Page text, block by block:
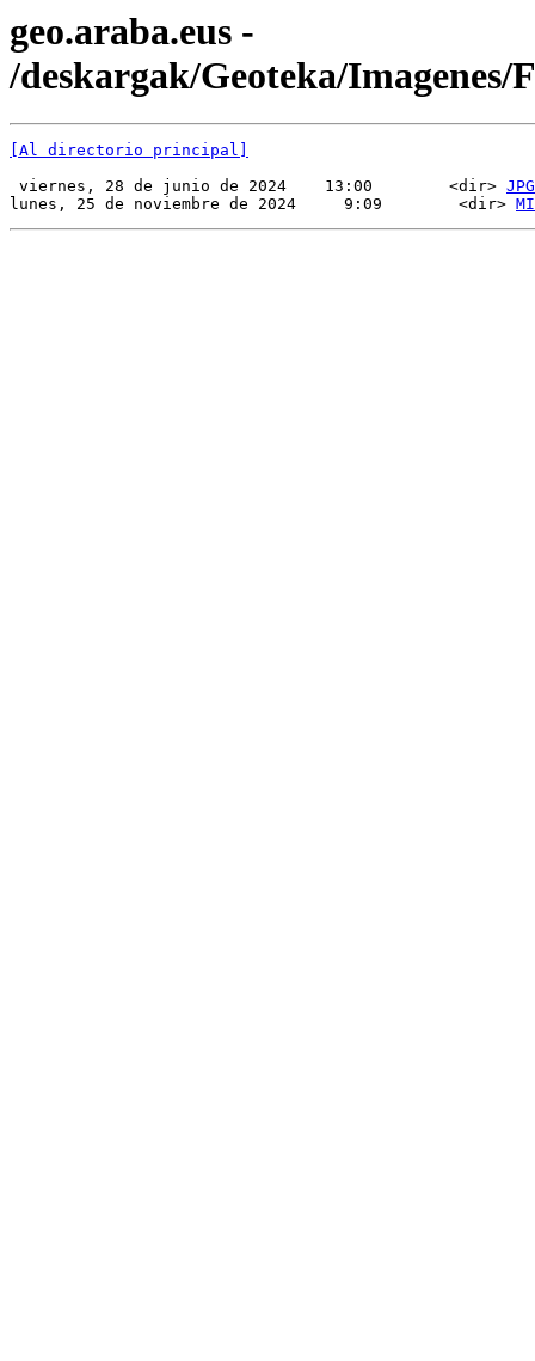
geo.araba.eus -
/deskargak/Geoteka/Imagenes/
[Al directorio principal]
viernes, 28 de junio de 2024    13:00        <dir> JPG
lunes, 25 de noviembre de 2024     9:09        <dir>